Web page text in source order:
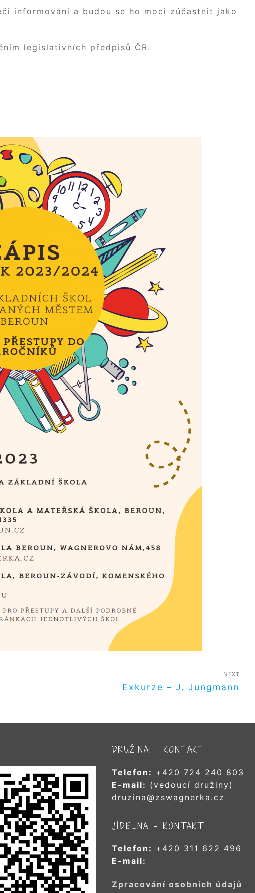
informováni a budou se ho moci zúčastnit jako
legislativních předpisů ČR.
NEXT
Další
Exkurze – J. Jungmann
DRUŽINA – KONTAKT
Telefon: +420 724 240 803
E-mail: (vedoucí družiny)
druzina@zswagnerka.cz
JÍDELNA – KONTAKT
Telefon: +420 311 622 496
E-mail:
Zpracování osobních údajů